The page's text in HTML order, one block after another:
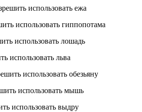
использовать ежа
использовать гиппопотама
использовать лошадь
использовать льва
использовать обезьяну
использовать мышь
использовать выдру